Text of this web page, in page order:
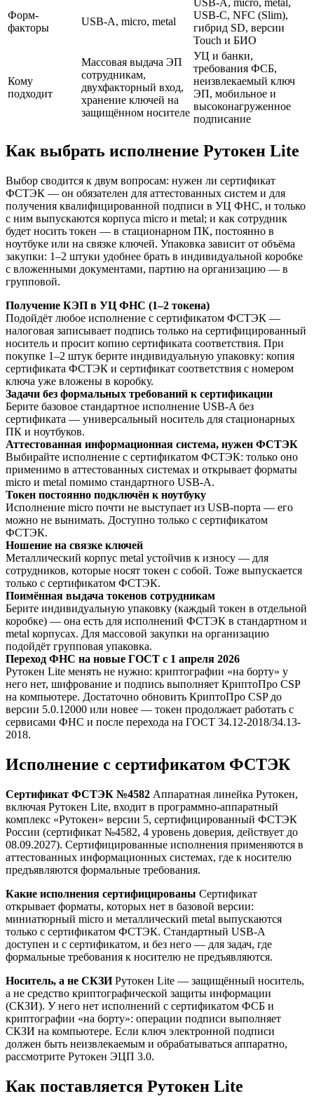
Форм-
факторы
USB-A, micro, metal
USB-A, micro, metal,
USB-C, NFC (Slim),
гибрид SD, версии
Touch и БИО
Кому
подходит
Массовая выдача ЭП
сотрудникам,
двухфакторный вход,
хранение ключей на
защищённом носителе
УЦ и банки,
требования ФСБ,
неизвлекаемый ключ
ЭП, мобильное и
высоконагруженное
подписание
Как выбрать исполнение Рутокен Lite
Выбор сводится к двум вопросам: нужен ли сертификат
ФСТЭК — он обязателен для аттестованных систем и для
получения квалифицированной подписи в УЦ ФНС, и только
с ним выпускаются корпуса micro и metal; и как сотрудник
будет носить токен — в стационарном ПК, постоянно в
ноутбуке или на связке ключей. Упаковка зависит от объёма
закупки: 1–2 штуки удобнее брать в индивидуальной коробке
с вложенными документами, партию на организацию — в
групповой.
Получение КЭП в УЦ ФНС (1–2 токена)
Подойдёт любое исполнение с сертификатом ФСТЭК —
налоговая записывает подпись только на сертифицированный
носитель и просит копию сертификата соответствия. При
покупке 1–2 штук берите индивидуальную упаковку: копия
сертификата ФСТЭК и сертификат соответствия с номером
ключа уже вложены в коробку.
Задачи без формальных требований к сертификации
Берите базовое стандартное исполнение USB-A без
сертификата — универсальный носитель для стационарных
ПК и ноутбуков.
Аттестованная информационная система, нужен ФСТЭК
Выбирайте исполнение с сертификатом ФСТЭК: только оно
применимо в аттестованных системах и открывает форматы
micro и metal помимо стандартного USB-A.
Токен постоянно подключён к ноутбуку
Исполнение micro почти не выступает из USB-порта — его
можно не вынимать. Доступно только с сертификатом
ФСТЭК.
Ношение на связке ключей
Металлический корпус metal устойчив к износу — для
сотрудников, которые носят токен с собой. Тоже выпускается
только с сертификатом ФСТЭК.
Поимённая выдача токенов сотрудникам
Берите индивидуальную упаковку (каждый токен в отдельной
коробке) — она есть для исполнений ФСТЭК в стандартном и
metal корпусах. Для массовой закупки на организацию
подойдёт групповая упаковка.
Переход ФНС на новые ГОСТ с 1 апреля 2026
Рутокен Lite менять не нужно: криптографии «на борту» у
него нет, шифрование и подпись выполняет КриптоПро CSP
на компьютере. Достаточно обновить КриптоПро CSP до
версии 5.0.12000 или новее — токен продолжает работать с
сервисами ФНС и после перехода на ГОСТ 34.12-2018/34.13-
2018.
Исполнение с сертификатом ФСТЭК
Сертификат ФСТЭК №4582 Аппаратная линейка Рутокен,
включая Рутокен Lite, входит в программно-аппаратный
комплекс «Рутокен» версии 5, сертифицированный ФСТЭК
России (сертификат №4582, 4 уровень доверия, действует до
08.09.2027). Сертифицированные исполнения применяются в
аттестованных информационных системах, где к носителю
предъявляются формальные требования.
Какие исполнения сертифицированы Сертификат
открывает форматы, которых нет в базовой версии:
миниатюрный micro и металлический metal выпускаются
только с сертификатом ФСТЭК. Стандартный USB-A
доступен и с сертификатом, и без него — для задач, где
формальные требования к носителю не предъявляются.
Носитель, а не СКЗИ Рутокен Lite — защищённый носитель,
а не средство криптографической защиты информации
(СКЗИ). У него нет исполнений с сертификатом ФСБ и
криптографии «на борту»: операции подписи выполняет
СКЗИ на компьютере. Если ключ электронной подписи
должен быть неизвлекаемым и обрабатываться аппаратно,
рассмотрите Рутокен ЭЦП 3.0.
Как поставляется Рутокен Lite